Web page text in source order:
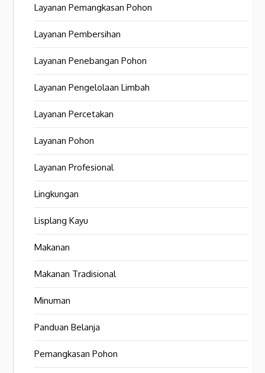
Layanan Pemangkasan Pohon
Layanan Pembersihan
Layanan Penebangan Pohon
Layanan Pengelolaan Limbah
Layanan Percetakan
Layanan Pohon
Layanan Profesional
Lingkungan
Lisplang Kayu
Makanan
Makanan Tradisional
Minuman
Panduan Belanja
Pemangkasan Pohon